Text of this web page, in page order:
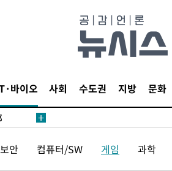
바이오 사회 수도권 지방 문화
미화·
리
보안 컴퓨터/SW 게임 과학